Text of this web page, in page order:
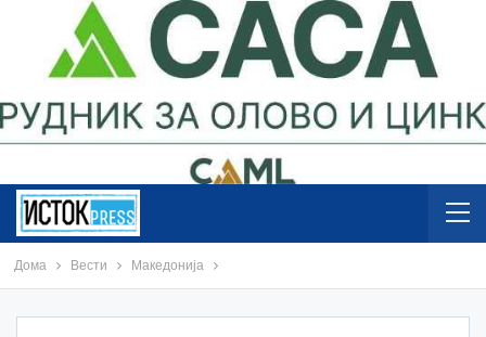
Дома Вести Македонија